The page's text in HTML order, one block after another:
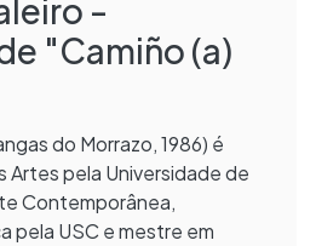
-
"Camiño (a)
do Morrazo, 1986) é
Artes pela Universidade de
Contemporânea,
pela USC e mestre em